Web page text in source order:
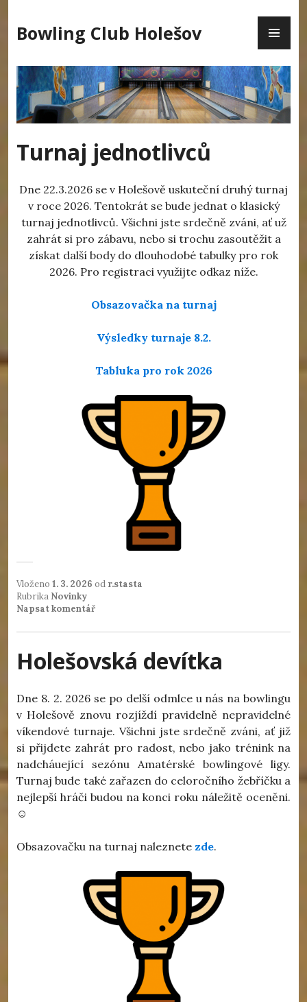
to
content
Bowling Club Holešov
Turnaj jednotlivců
Dne 22.3.2026 se v Holešově uskuteční druhý turnaj
v roce 2026. Tentokrát se bude jednat o klasický
turnaj jednotlivců. Všichni jste srdečně zváni, ať už
zahrát si pro zábavu, nebo si trochu zasoutěžit a
získat další body do dlouhodobé tabulky pro rok
2026. Pro registraci využijte odkaz níže.
Obsazovačka na turnaj
Výsledky turnaje 8.2.
Tabluka pro rok 2026
Vloženo 1. 3. 2026 od r.stasta
Rubrika Novinky
Napsat komentář
Holešovská devítka
Dne 8. 2. 2026 se po delší odmlce u nás na bowlingu
v Holešově znovu rozjíždí pravidelně nepravidelné
víkendové turnaje. Všichni jste srdečně zváni, ať již
si přijdete zahrát pro radost, nebo jako trénink na
nadcháuející sezónu Amatérské bowlingové ligy.
Turnaj bude také zařazen do celoročního žebříčku a
nejlepší hráči budou na konci roku náležitě oceněni.
☺
Obsazovačku na turnaj naleznete zde.